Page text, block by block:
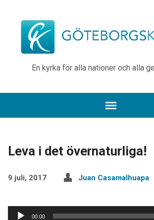
En kyrka för alla nationer och alla
Leva i det övernaturliga!
9 juli, 2017 Juan Casamalhuapa
Ljudspelare
00:00